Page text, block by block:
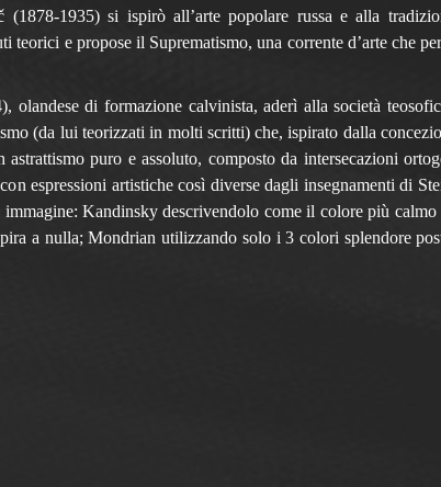
1935) si ispirò all’arte popolare russa e alla
e propose il Suprematismo, una corrente d’arte che
olandese di formazione calvinista, aderì alla società
(da lui teorizzati in molti scritti) che, ispirato dalla
puro e assoluto, composto da intersecazioni
espressioni artistiche così diverse dagli insegnamenti di
Kandinsky descrivendolo come il colore più calmo
a nulla; Mondrian utilizzando solo i 3 colori splendore